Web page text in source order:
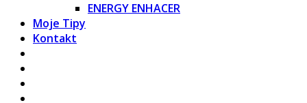
ENERGY ENHACER
Moje Tipy
Kontakt